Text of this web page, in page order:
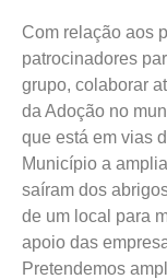
Com relação aos
patrocinadores
grupo, colaborar
da Adoção no
que está em vias
Município a
saíram dos
de um local para
apoio das
Pretendemos